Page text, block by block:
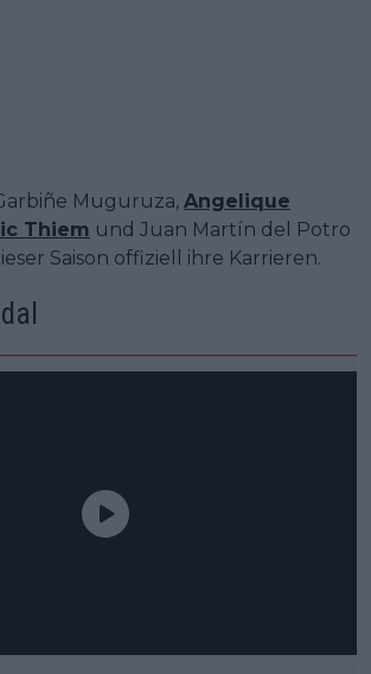
Muguruza, Angelique
Thiem und Juan Martín del Potro
Saison offiziell ihre Karrieren.